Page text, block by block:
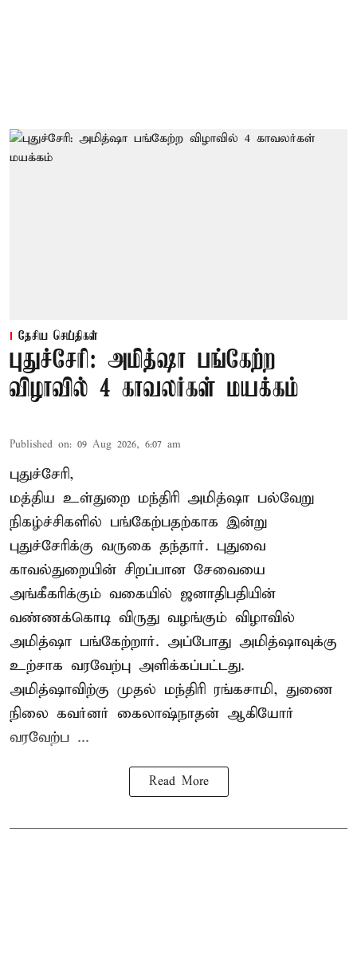
தேசிய செய்திகள்
புதுச்சேரி: அமித்ஷா பங்கேற்ற
விழாவில் 4 காவலர்கள் மயக்கம்
Published on: 09 Aug 2026, 6:07 am
புதுச்சேரி,
மத்திய உள்துறை மந்திரி அமித்ஷா பல்வேறு
நிகழ்ச்சிகளில் பங்கேற்பதற்காக இன்று
புதுச்சேரிக்கு வருகை தந்தார். புதுவை
காவல்துறையின் சிறப்பான சேவையை
அங்கீகரிக்கும் வகையில் ஜனாதிபதியின்
வண்ணக்கொடி விருது வழங்கும் விழாவில்
அமித்ஷா பங்கேற்றார். அப்போது அமித்ஷாவுக்கு
உற்சாக வரவேற்பு அளிக்கப்பட்டது.
அமித்ஷாவிற்கு முதல் மந்திரி ரங்கசாமி, துணை
நிலை கவர்னர் கைலாஷ்நாதன் ஆகியோர்
வரவேற்ப ...
Read More